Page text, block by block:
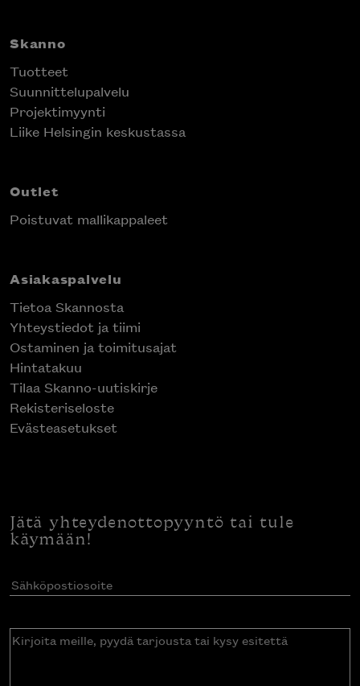
Skanno
Tuotteet
Suunnittelupalvelu
Projektimyynti
Liike Helsingin keskustassa
Outlet
Poistuvat mallikappaleet
Asiakaspalvelu
Tietoa Skannosta
Yhteystiedot ja tiimi
Ostaminen ja toimitusajat
Hintatakuu
Tilaa Skanno-uutiskirje
Rekisteriseloste
Evästeasetukset
Jätä yhteydenottopyyntö tai tule
käymään!
Sähköpostiosoite(Pakollinen)
Kirjoita